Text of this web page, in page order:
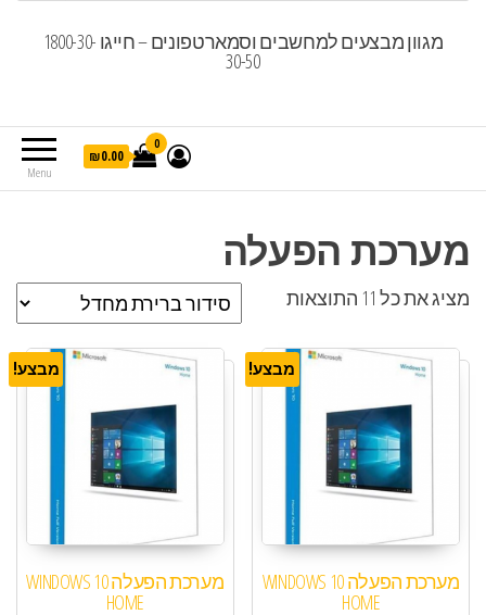
מגוון מבצעים למחשבים וסמארטפונים – חייגו 1800-30-
30-50
Menu
0
₪0.00
מערכת הפעלה
מציג את כל 11 התוצאות
מבצע!
מערכת הפעלה WINDOWS 10
HOME
מבצע!
מערכת הפעלה WINDOWS 10
HOME